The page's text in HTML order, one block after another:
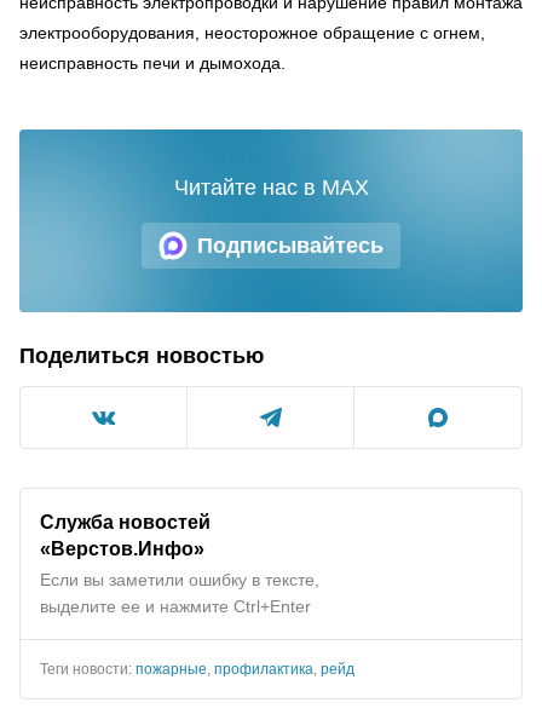
электрооборудования, неосторожное обращение с огнем,
неисправность печи и дымохода.
Подписывайтесь
Читайте нас в MAX
Поделиться новостью
Служба новостей
«Верстов.Инфо»
Если вы заметили ошибку в тексте,
выделите ее и нажмите Ctrl+Enter
Теги новости: пожарные, профилактика, рейд